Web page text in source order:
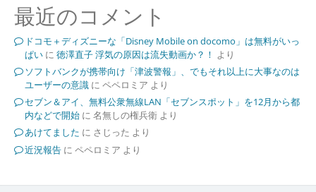
最近のコメント
ドコモ＋ディズニーな「Disney Mobile on docomo」は無料がいっ
ぱいに 徳澤直子 浮気の原因は流失動画か？！ より
ソフトバンクが携帯向け「津波警報」、でもそれ以上に大事なのは
ユーザーの意識に ペペロミア より
セブン＆アイ、無料公衆無線LAN「セブンスポット」を12月から都
内などで開始に 名無しの権兵衛より
あけてました に さじった より
近況報告に ペペロミア より